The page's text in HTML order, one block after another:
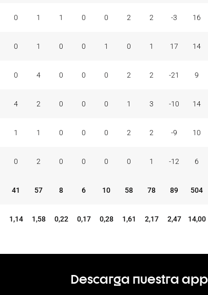
0 1 1 0 0 2 2 -3 16
0 1 0 0 1 0 1 17 14
0 4 0 0 0 2 2 -21 9
4 2 0 0 0 1 3 -10 14
1 1 0 0 0 2 2 -9 10
0 2 0 0 0 0 1 -12 6
41 57 8 6 10 58 78 89 504
1,14 1,58 0,22 0,17 0,28 1,61 2,17 2,47 14,00
Descarga nuestra app